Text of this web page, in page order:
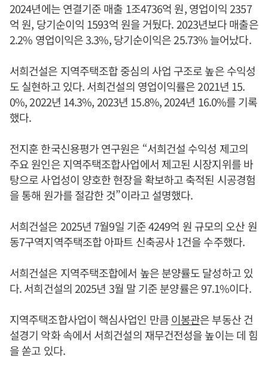
2024년에는 연결기준 매출 1조4736억 원, 영업이익 2357
억 원, 당기순이익 1593억 원을 거뒀다. 2023년보다 매출은
2.2% 영업이익은 3.3%, 당기순이익은 25.73% 늘어났다.
서희건설은 지역주택조합 중심의 사업 구조로 높은 수익성
도 실현하고 있다. 서희건설의 영업이익률은 2021년 15.
0%, 2022년 14.3%, 2023년 15.8%, 2024년 16.0%를 기록
했다.
전지훈 한국신용평가 연구원은 “서희건설 수익성 제고의
주요 원인은 지역주택조합사업에서 제고된 시장지위를 바
탕으로 사업성이 양호한 현장을 확보하고 축적된 시공경험
을 통해 원가를 절감한 것”이라고 설명했다.
서희건설은 2025년 7월9일 기준 4249억 원 규모의 오산 원
동7구역지역주택조합 아파트 신축공사 1건을 수주했다.
서희건설은 지역주택조합에서 높은 분양률도 달성하고 있
다. 서희건설의 2025년 3월 말 기준 분양률은 97.1%이다.
지역주택조합사업이 핵심사업인 만큼이봉관은 부동산 건
설경기 악화 속에서 서희건설의 재무건전성을 높이는 데 힘
을 쏟고 있다.